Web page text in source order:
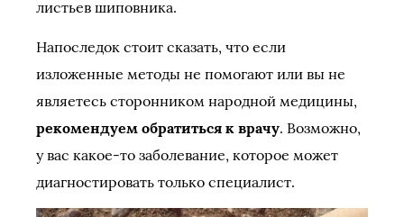
листьев шиповника.
Напоследок стоит сказать, что если
изложенные методы не помогают или вы не
являетесь сторонником народной медицины,
рекомендуем обратиться к врачу. Возможно,
у вас какое-то заболевание, которое может
диагностировать только специалист.